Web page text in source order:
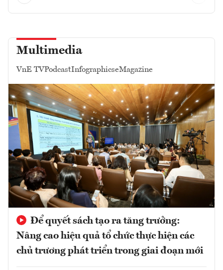
Multimedia
VnE TVPodcastInfographicseMagazine
Để quyết sách tạo ra tăng trưởng:
Nâng cao hiệu quả tổ chức thực hiện các
chủ trương phát triển trong giai đoạn mới